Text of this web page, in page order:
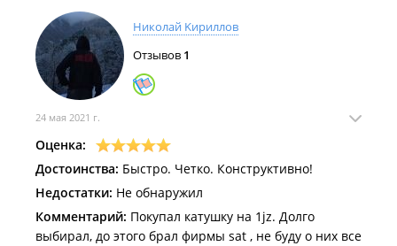
Николай Κириллов
Отзывов 1
24 мая 2021 г.
Оценка:
Достоинства: Быстро. Четко. Конструктивно!
Недостатки: Не обнаружил
Комментарий: Покупал катушку на 1jz. Долго
выбирал, до этого брал фирмы sat , не буду о них все